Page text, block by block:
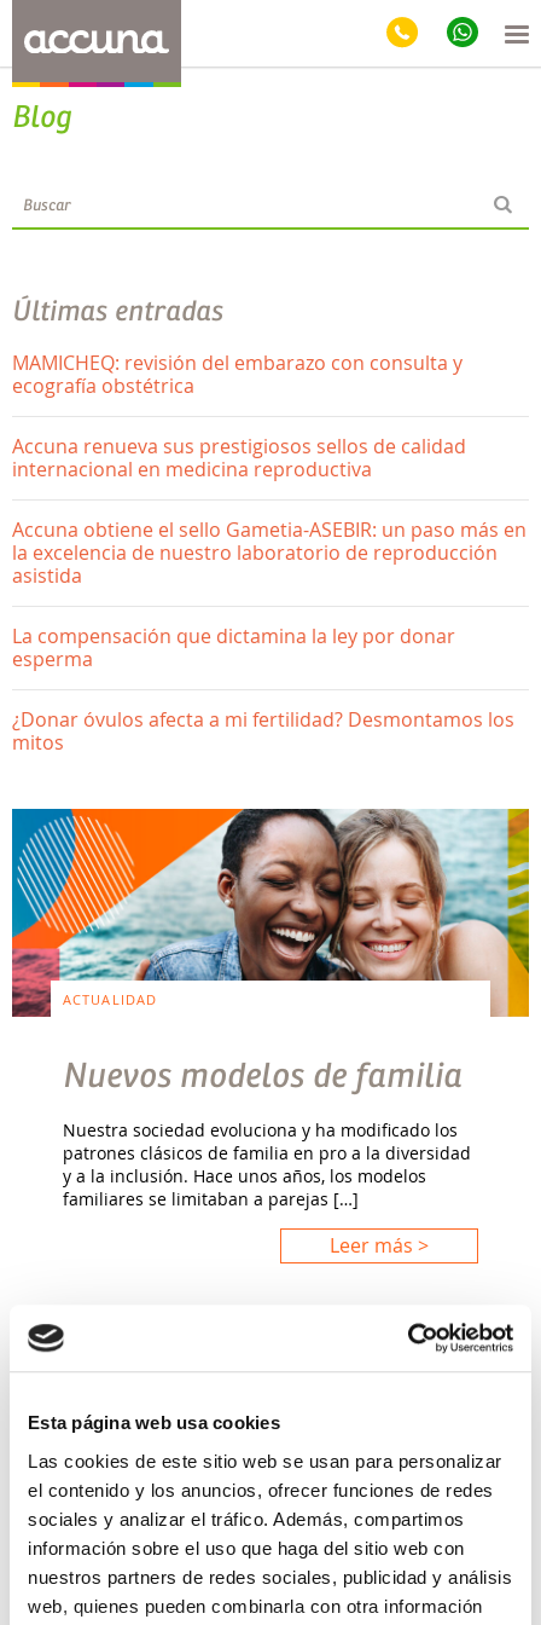
Esta página web usa cookies
Las cookies de este sitio web se usan para personalizar
el contenido y los anuncios, ofrecer funciones de redes
sociales y analizar el tráfico. Además, compartimos
información sobre el uso que haga del sitio web con
nuestros partners de redes sociales, publicidad y análisis
web, quienes pueden combinarla con otra información
Blog
Últimas entradas
MAMICHEQ: revisión del embarazo con consulta y
ecografía obstétrica
Accuna renueva sus prestigiosos sellos de calidad
internacional en medicina reproductiva
Accuna obtiene el sello Gametia-ASEBIR: un paso más en
la excelencia de nuestro laboratorio de reproducción
asistida
La compensación que dictamina la ley por donar
esperma
¿Donar óvulos afecta a mi fertilidad? Desmontamos los
mitos
ACTUALIDAD
Nuevos modelos de familia
Nuestra sociedad evoluciona y ha modificado los
patrones clásicos de familia en pro a la diversidad
y a la inclusión. Hace unos años, los modelos
familiares se limitaban a parejas […]
Leer más >